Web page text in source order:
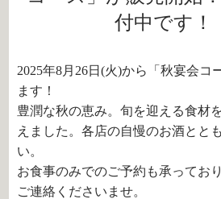
付中です！
2025年8月26日(火)から「秋宴会コ
ます！
豊潤な秋の恵み。旬を迎える食材
えました。各店の自慢のお酒とと
い。
お食事のみでのご予約も承ってお
ご連絡くださいませ。